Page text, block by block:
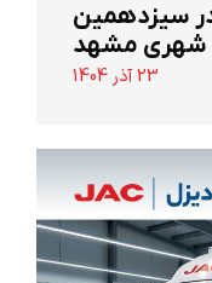
سیزدهمین
شهری مشهد
23 آذر 1404